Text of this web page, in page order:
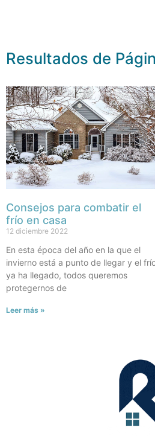
Resultados de
Consejos para combatir el
frío en casa
12 diciembre 2022
En esta época del año en la que el
invierno está a punto de llegar y el
ya ha llegado, todos queremos
protegernos de
Leer más »